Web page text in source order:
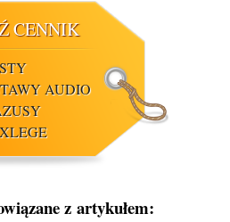
CENNIK
AUDIO
z artykułem: